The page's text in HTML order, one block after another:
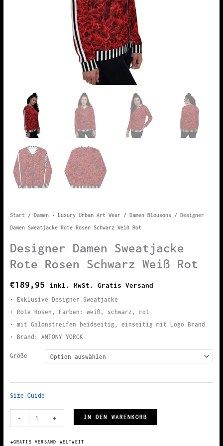
Start / Damen • Luxury Urban Art Wear/ Damen Blousons/ Designer
Damen Sweatjacke Rote Rosen Schwarz Weiß Rot
Designer Damen Sweatjacke
Rote Rosen Schwarz Weiß Rot
€189,95 inkl. MwSt. Gratis Versand
• Exklusive Designer Sweatjacke
• Rote Rosen, Farben: weiß, schwarz, rot
• mit Galonstreifen beidseitig, einseitig mit Logo Brand
• Brand: ANTONY YORCK
Größe
Size Guide
-
Designer
Damen
Sweatjacke
+ IN DEN WARENKORB
✦GRATIS VERSAND WELTWEIT